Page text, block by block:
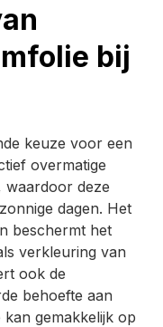
bij
keuze voor een
overmatige
waardoor deze
dagen. Het
beschermt het
verkleuring van
ook de
behoefte aan
gemakkelijk op